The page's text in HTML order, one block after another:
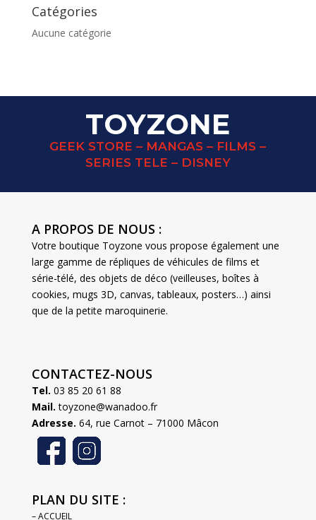
Catégories
Aucune catégorie
TOYZONE
GEEK STORE – MANGAS – FILMS –
SERIES TELE – DISNEY
A PROPOS DE NOUS :
Votre boutique Toyzone vous propose également une
large gamme de répliques de véhicules de films et
série-télé, des objets de déco (veilleuses, boîtes à
cookies, mugs 3D, canvas, tableaux, posters…) ainsi
que de la petite maroquinerie.
CONTACTEZ-NOUS
Tel. 03 85 20 61 88
Mail. toyzone@wanadoo.fr
Adresse. 64, rue Carnot – 71000 Mâcon
PLAN DU SITE :
– ACCUEIL